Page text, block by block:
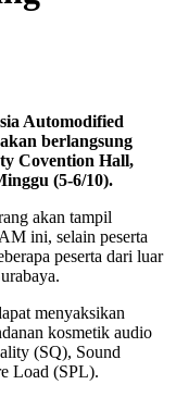
Automodified
berlangsung
Covention Hall,
(5-6/10).
akan tampil
ini, selain peserta
peserta dari luar
menyaksikan
kosmetik audio
(SQ), Sound
Load (SPL).